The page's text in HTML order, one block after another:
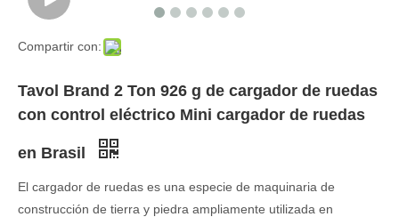
Compartir con:
Tavol Brand 2 Ton 926 g de cargador de ruedas
con control eléctrico Mini cargador de ruedas
en Brasil
El cargador de ruedas es una especie de maquinaria de
construcción de tierra y piedra ampliamente utilizada en